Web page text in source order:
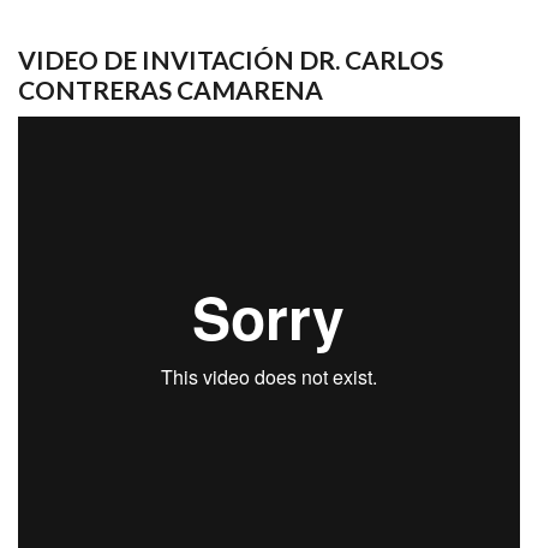
VIDEO DE INVITACIÓN DR. CARLOS
CONTRERAS CAMARENA